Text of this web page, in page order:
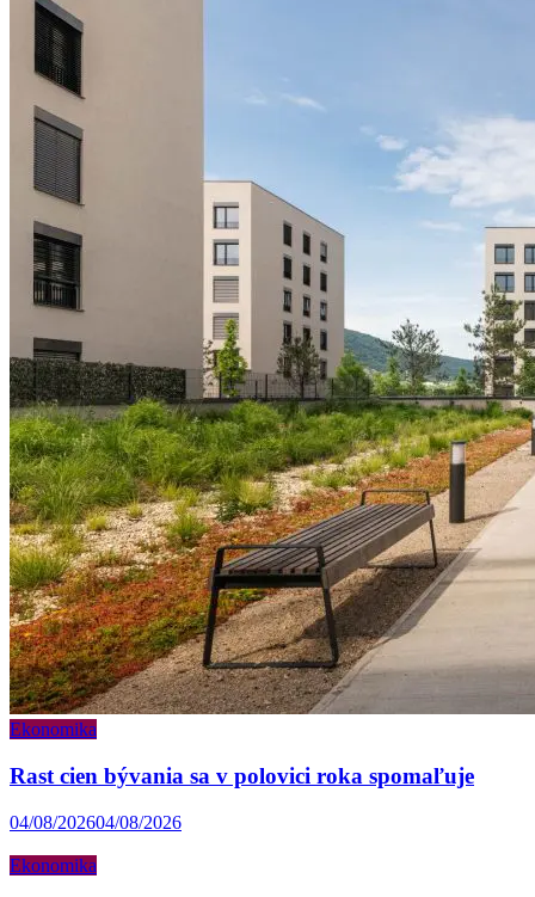
Ekonomika
Rast cien bývania sa v polovici roka spomaľuje
04/08/202604/08/2026
Ekonomika